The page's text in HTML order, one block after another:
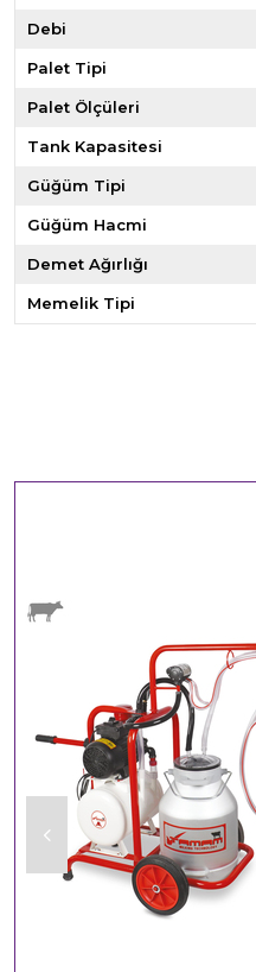
Debi
Palet Tipi
Palet Ölçüleri
Tank Kapasitesi
Güğüm Tipi
Güğüm Hacmi
Demet Ağırlığı
Memelik Tipi